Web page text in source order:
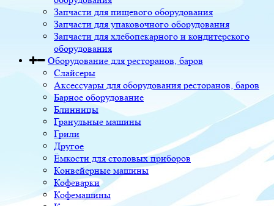
Запчасти для пищевого оборудования
Запчасти для упаковочного оборудования
Запчасти для хлебопекарного и кондитерского
оборудования
Оборудование для ресторанов, баров
Слайсеры
Аксессуары для оборудования ресторанов, баров
Барное оборудование
Блинницы
Гранульные машины
Грили
Другое
Ёмкости для столовых приборов
Конвейерные машины
Кофеварки
Кофемашины